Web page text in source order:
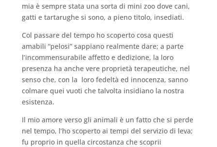
mia è sempre stata una sorta di mini zoo dove cani,
gatti e tartarughe si sono, a pieno titolo, insediati.
Col passare del tempo ho scoperto cosa questi
amabili “pelosi” sappiano realmente dare; a parte
l’incommensurabile affetto e dedizione, la loro
presenza ha anche vere proprietà terapeutiche, nel
senso che, con la loro fedeltà ed innocenza, sanno
colmare quei vuoti che talvolta insidiano la nostra
esistenza.
Il mio amore verso gli animali è un fatto che si perde
nel tempo, l’ho scoperto ai tempi del servizio di leva;
fu proprio in quella circostanza che scoprii